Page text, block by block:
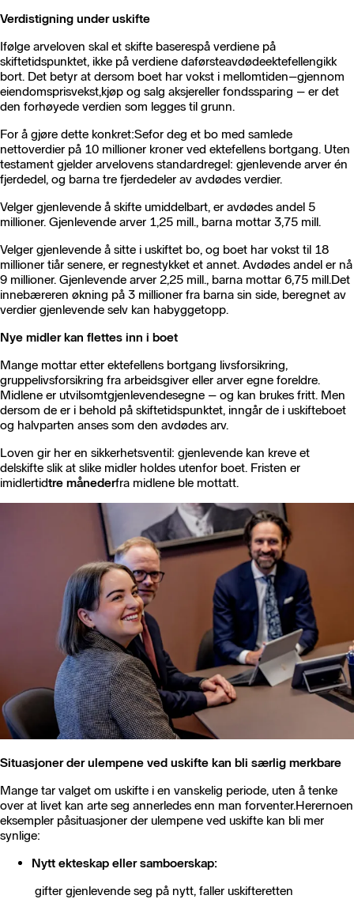
Verdistigning under uskifte
Ifølge arveloven skal et skifte baserespå verdiene på
skiftetidspunktet, ikke på verdiene daførsteavdødeektefellengikk
bort. Det betyr at dersom boet har vokst i mellomtiden–gjennom
eiendomsprisvekst,kjøp og salg aksjereller fondssparing – er det
den forhøyede verdien som legges til grunn.
For å gjøre dette konkret:Sefor deg et bo med samlede
nettoverdier på 10 millioner kroner ved ektefellens bortgang. Uten
testament gjelder arvelovens standardregel: gjenlevende arver én
fjerdedel, og barna tre fjerdedeler av avdødes verdier.
Velger gjenlevende å skifte umiddelbart, er avdødes andel 5
millioner. Gjenlevende arver 1,25 mill., barna mottar 3,75 mill.
Velger gjenlevende å sitte i uskiftet bo, og boet har vokst til 18
millioner tiår senere, er regnestykket et annet. Avdødes andel er nå
9 millioner. Gjenlevende arver 2,25 mill., barna mottar 6,75 mill.Det
innebæreren økning på 3 millioner fra barna sin side, beregnet av
verdier gjenlevende selv kan habyggetopp.
Nye midler kan flettes inn i boet
Mange mottar etter ektefellens bortgang livsforsikring,
gruppelivsforsikring fra arbeidsgiver eller arver egne foreldre.
Midlene er utvilsomtgjenlevendesegne – og kan brukes fritt. Men
dersom de er i behold på skiftetidspunktet, inngår de i uskifteboet
og halvparten anses som den avdødes arv.
Loven gir her en sikkerhetsventil: gjenlevende kan kreve et
delskifte slik at slike midler holdes utenfor boet. Fristen er
imidlertidtre månederfra midlene ble mottatt.
Situasjoner der ulempene ved uskifte kan bli særlig merkbare
Mange tar valget om uskifte i en vanskelig periode, uten å tenke
over at livet kan arte seg annerledes enn man forventer.Herernoen
eksempler påsituasjoner der ulempene ved uskifte kan bli mer
synlige:
Nytt ekteskap eller samboerskap:
gifter gjenlevende seg på nytt, faller uskifteretten